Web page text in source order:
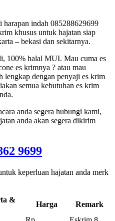
harapan indah 085288629699
khusus untuk hajatan siap
– bekasi dan sekitarnya.
100% halal MUI. Mau cuma es
es krimnya ? atau mau
lengkap dengan penyaji es krim
semua kebutuhan es krim
anda segera hubungi kami,
anda akan segera dikirim
9699
keperluan hajatan anda merk
&
Harga Remark